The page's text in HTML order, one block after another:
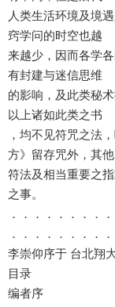
人类生活环境及境
窍学问的时空也越
来越少，因而各学
有封建与迷信思维
的影响，及此类秘
以上诸如此类之书
，均不见符咒之法
方》留存咒外，其他
符法及相当重要之
之事。
．．．．．．．．
．．．．．．．．．
李崇仰序于 台北翔
目录
编者序